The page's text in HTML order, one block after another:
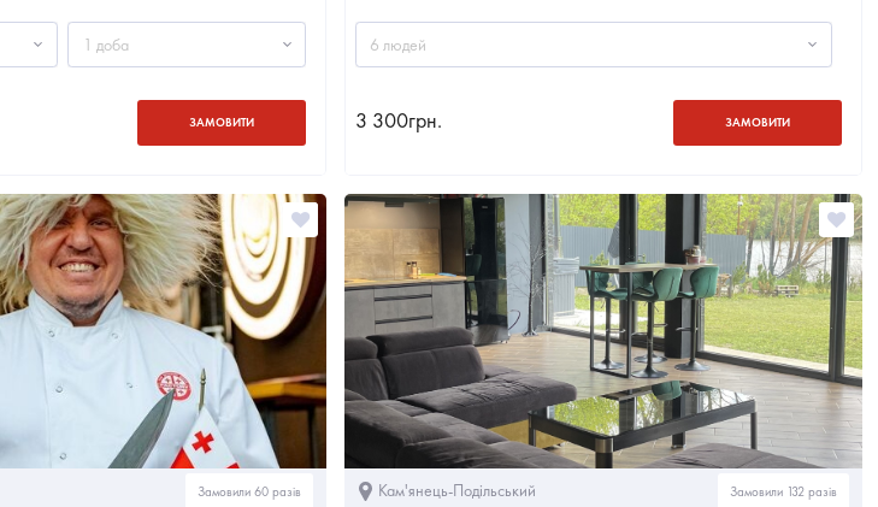
1 доба
ЗАМОВИТИ
6 людей
3 300грн. ЗАМОВИТИ
Замовили 60 разів Кам'янець-Подільський Замовили 132 разів